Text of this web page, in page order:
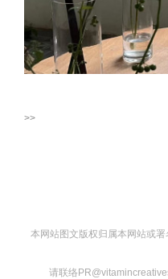
>>
本网站图文版权归属本网站或
请联络